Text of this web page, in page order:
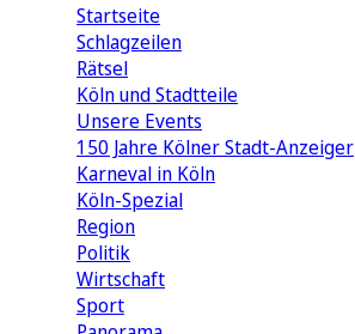
Startseite
Schlagzeilen
Rätsel
Köln und Stadtteile
Unsere Events
150 Jahre Kölner Stadt-Anzeiger
Karneval in Köln
Köln-Spezial
Region
Politik
Wirtschaft
Sport